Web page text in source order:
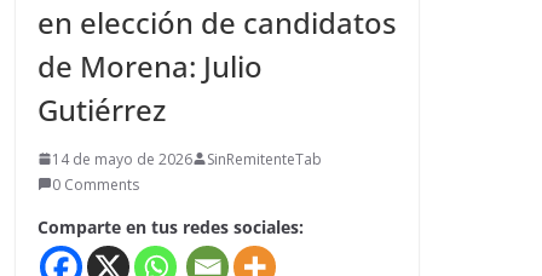
en elección de candidatos
de Morena: Julio
Gutiérrez
14 de mayo de 2026
SinRemitenteTab
0 Comments
Comparte en tus redes sociales: